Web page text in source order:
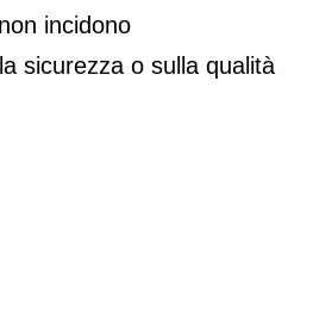
incidono
sicurezza o sulla qualità